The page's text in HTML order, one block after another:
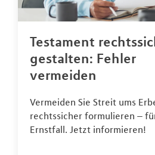
Testament
gestalten: Fehler
vermeiden
Vermeiden Sie Streit ums
rechtssicher formulieren –
Ernstfall. Jetzt informieren!